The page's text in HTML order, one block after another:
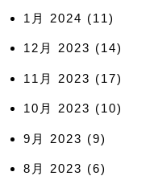
1月 2024 (11)
12月 2023 (14)
11月 2023 (17)
10月 2023 (10)
9月 2023 (9)
8月 2023 (6)